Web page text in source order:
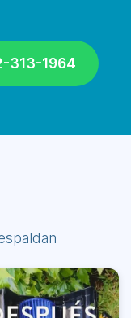
313-1964